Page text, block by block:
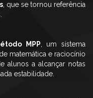
, que se tornou referência
MPP , um sistema
matemática e raciocínio
alunos a alcançar notas
estabilidade.